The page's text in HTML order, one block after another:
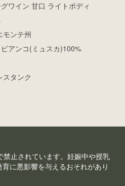
ワイン 甘口 ライトボディ
モンテ州
アンコ(ミュスカ)100%
スタンク
止されています。妊娠中や授乳
に悪影響を与えるおそれがあり